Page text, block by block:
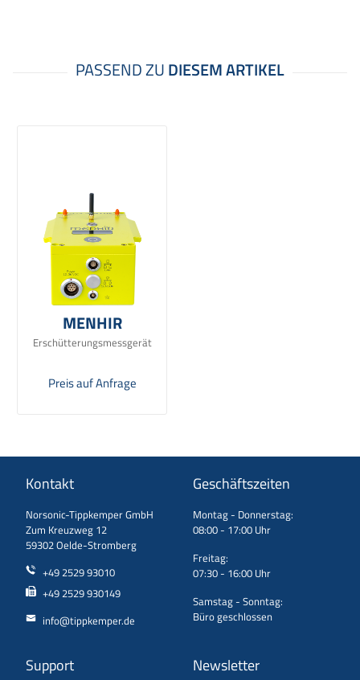
MENHIR
Erschütterungsmessgerät
Preis auf Anfrage
Kontakt
Norsonic-Tippkemper GmbH
Zum Kreuzweg 12
59302 Oelde-Stromberg
+49 2529 93010
+49 2529 930149
info@tippkemper.de
Geschäftszeiten
Montag - Donnerstag:
08:00 - 17:00 Uhr
Freitag:
07:30 - 16:00 Uhr
Samstag - Sonntag:
Büro geschlossen
Support Newsletter